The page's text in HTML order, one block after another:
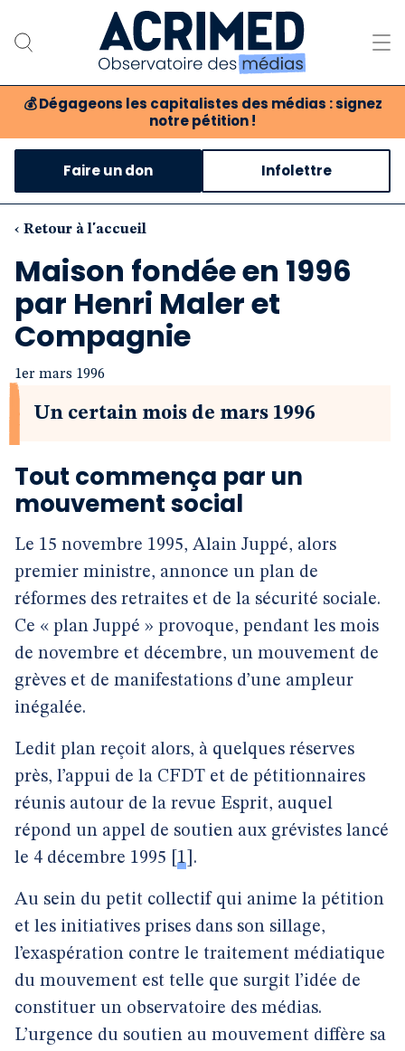
💰 Dégageons les capitalistes des médias : signez
notre pétition !
Notre association
Notre critique des médias
Nos propositions
Notre revue
Boutique
Faire un don Infolettre
‹ Retour à l'accueil
Maison fondée en 1996
par Henri Maler et
Compagnie
1er mars 1996
Un certain mois de mars 1996
Tout commença par un
mouvement social
Le 15 novembre 1995, Alain Juppé, alors
premier ministre, annonce un plan de
réformes des retraites et de la sécurité sociale.
Ce « plan Juppé » provoque, pendant les mois
de novembre et décembre, un mouvement de
grèves et de manifestations d’une ampleur
inégalée.
Ledit plan reçoit alors, à quelques réserves
près, l’appui de la CFDT et de pétitionnaires
réunis autour de la revue Esprit, auquel
répond un appel de soutien aux grévistes lancé
le 4 décembre 1995
1 .
Au sein du petit collectif qui anime la pétition
et les initiatives prises dans son sillage,
l’exaspération contre le traitement médiatique
du mouvement est telle que surgit l’idée de
constituer un observatoire des médias.
L’urgence du soutien au mouvement diffère sa